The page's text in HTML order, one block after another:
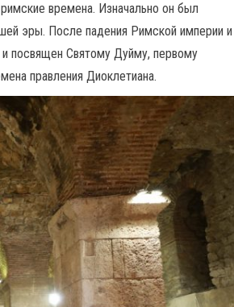
времена. Изначально он был
эры. После падения Римской империи и
и посвящен Святому Дуйму, первому
правления Диоклетиана.